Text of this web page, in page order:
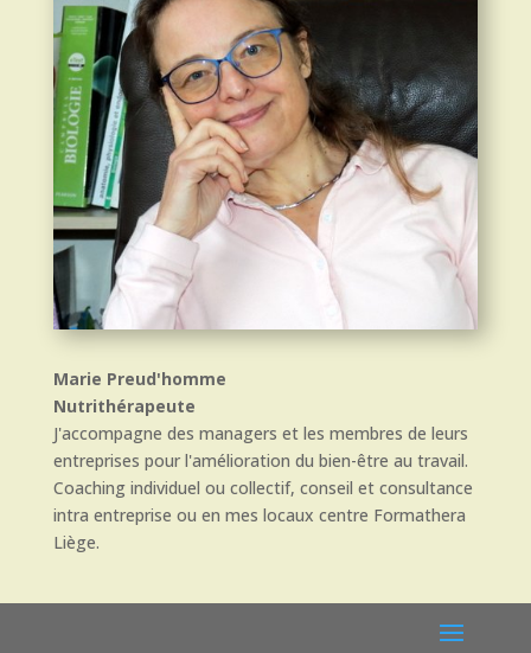
Marie Preud'homme
Nutrithérapeute
J'accompagne des managers et les membres de leurs
entreprises pour l'amélioration du bien-être au travail.
Coaching individuel ou collectif, conseil et consultance
intra entreprise ou en mes locaux centre Formathera
Liège.